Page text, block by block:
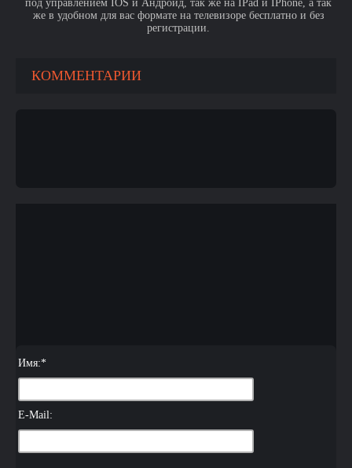
под управлением IOS и Андроид, так же на IPad и IPhone, а так
же в удобном для вас формате на телевизоре бесплатно и без
регистрации.
КОММЕНТАРИИ
Имя:*
E-Mail: